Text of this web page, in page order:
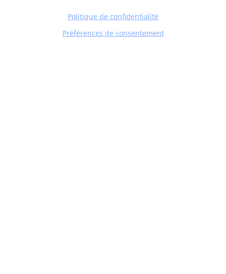
Politique de confidentialité
Préférences de consentement